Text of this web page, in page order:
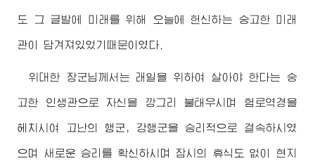
도 그 글발에 미래를 위해 오늘에 헌신하는 숭고한 미래
관이 담겨져있었기때문이였다.
위대한 장군님께서 는 래일을 위하여 살아야 한다는 숭
고한 인생관으로 자신을 깡그리 불태우시며 험로역경을
헤치시여 고난의 행군, 강행군을 승리적으로 결속하시였
으며 새로운 승리를 확신하시며 잠시의 휴식도 없이 현지